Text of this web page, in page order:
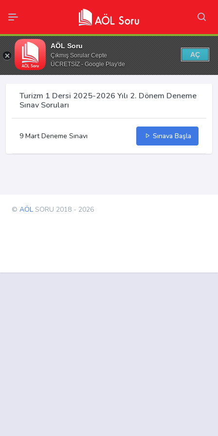
AÖL Soru
Çıkmış Sorular Cepte
ÜCRETSİZ - Google Play'de
AÇ
Turizm 1 Dersi 2025-2026 Yılı 2. Dönem Deneme
Sınav Soruları
9 Mart Deneme Sınavı Sınava Başla
© AÖL SORU 2018 - 2026